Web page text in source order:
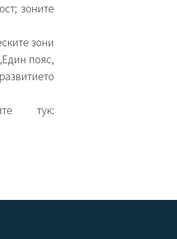
зоните
зони
пояс,
тук: